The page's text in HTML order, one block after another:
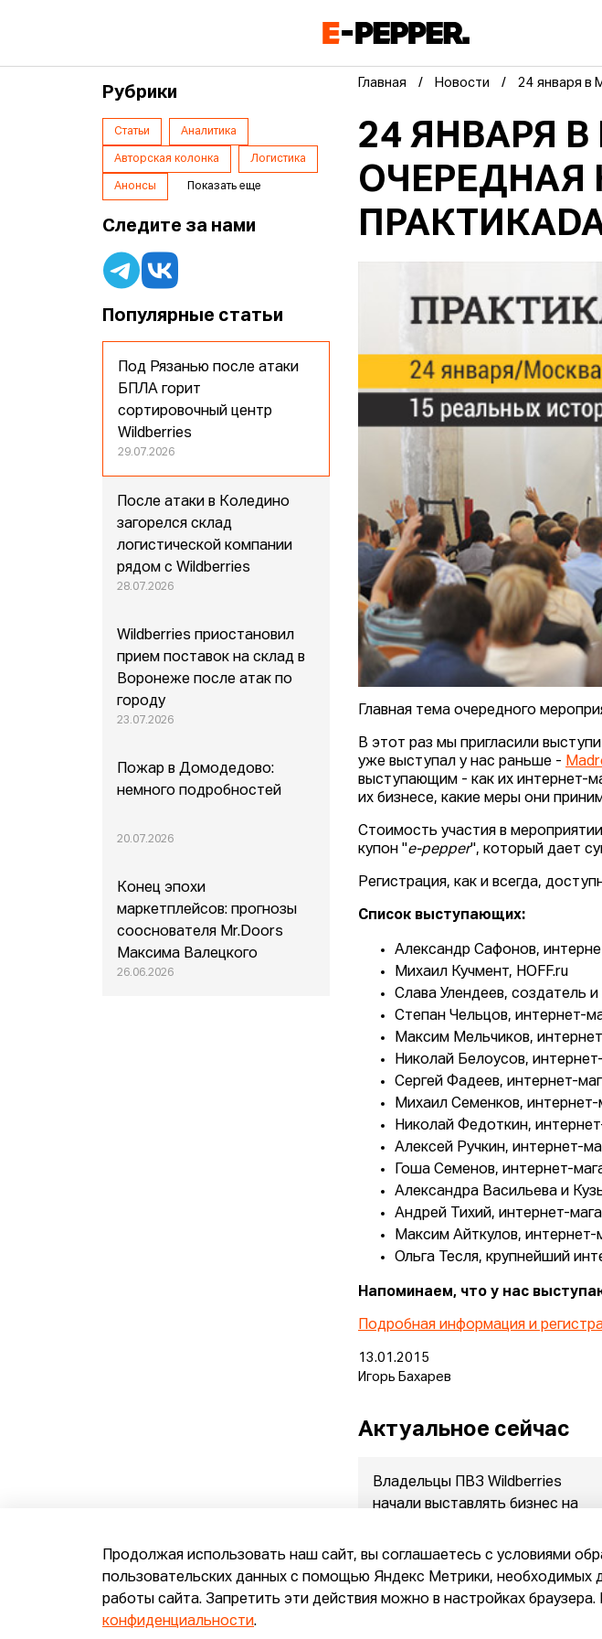
Главная Новости 24 января в
24 ЯНВАРЯ
ОЧЕРЕДНАЯ
Главная тема очередного
В этот раз мы пригласили
уже выступал у нас раньше -
выступающим - как их интернет-
их бизнесе, какие меры они
Стоимость участия в
купон "e-pepper", который дает
Регистрация, как и всегда,
Список выступающих:
Александр Сафонов,
Михаил Кучмент, HOFF.ru
Слава Улендеев, создатель
Степан Чельцов, интернет-
Максим Мельчиков,
Николай Белоусов,
Сергей Фадеев, интернет-
Михаил Семенков,
Николай Федоткин,
Алексей Ручкин, интернет-
Гоша Семенов, интернет-
Александра Васильева и
Андрей Тихий, интернет-
Максим Айткулов,
Ольга Тесля, крупнейший
Напоминаем, что у нас
Подробная информация и
13.01.2015
Игорь Бахарев
Актуальное сейчас
Владельцы ПВЗ Wildberries
начали выставлять бизнес на
07.08.2026
Рубрики
Статьи Аналитика
Авторская колонка Логистика
Анонсы Показать еще
Следите за нами
Популярные статьи
Под Рязанью после атаки
БПЛА горит
сортировочный центр
Wildberries
29.07.2026
После атаки в Коледино
загорелся склад
логистической компании
рядом с Wildberries
28.07.2026
Wildberries приостановил
прием поставок на склад в
Воронеже после атак по
городу
23.07.2026
Пожар в Домодедово:
немного подробностей
20.07.2026
Конец эпохи
маркетплейсов: прогнозы
сооснователя Mr.Doors
Максима Валецкого
26.06.2026
E-pepper.ru © 2026
Продолжая использовать наш сайт, вы соглашаетесь с условиями
пользовательских данных с помощью Яндекс Метрики, необходимых
работы сайта. Запретить эти действия можно в настройках
конфиденциальности.